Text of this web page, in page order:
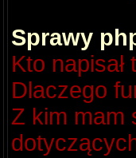
Sprawy
Kto
Dlaczego
Z kim mam